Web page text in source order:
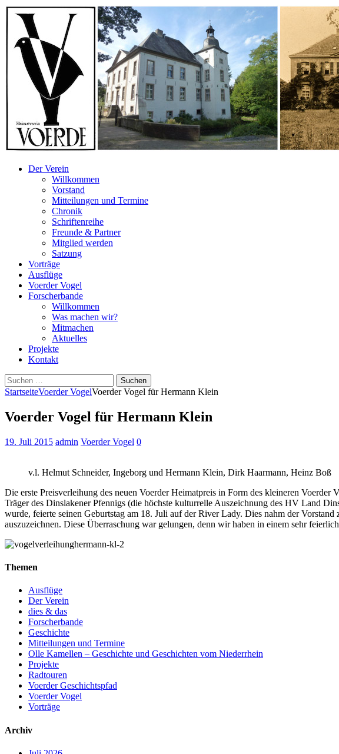
Der Verein
Willkommen
Vorstand
Mitteilungen und Termine
Chronik
Schriftenreihe
Freunde & Partner
Mitglied werden
Satzung
Vorträge
Ausflüge
Voerder Vogel
Forscherbande
Willkommen
Was machen wir?
Mitmachen
Aktuelles
Projekte
Kontakt
Suchen
nach:
StartseiteVoerder VogelVoerder Vogel für Hermann Klein
Voerder Vogel für Hermann Klein
19. Juli 2015 admin Voerder Vogel 0
v.l. Helmut Schneider, Ingeborg und Hermann Klein, Dirk Haarmann, Heinz Boß
Die erste Preisverleihung des neuen Voerder Heimatpreis in Form des kleineren
Träger des Dinslakener Pfennigs (die höchste kulturrelle Auszeichnung des HV Land
wurde, feierte seinen Geburtstag am 18. Juli auf der River Lady. Dies nahm der
auszuzeichnen. Diese Überraschung war gelungen, denn wir haben in einem sehr
Themen
Ausflüge
Der Verein
dies & das
Forscherbande
Geschichte
Mitteilungen und Termine
Olle Kamellen – Geschichte und Geschichten vom Niederrhein
Projekte
Radtouren
Voerder Geschichtspfad
Voerder Vogel
Vorträge
Archiv